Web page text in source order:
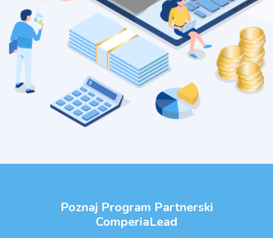
Poznaj Program Partnerski
ComperiaLead